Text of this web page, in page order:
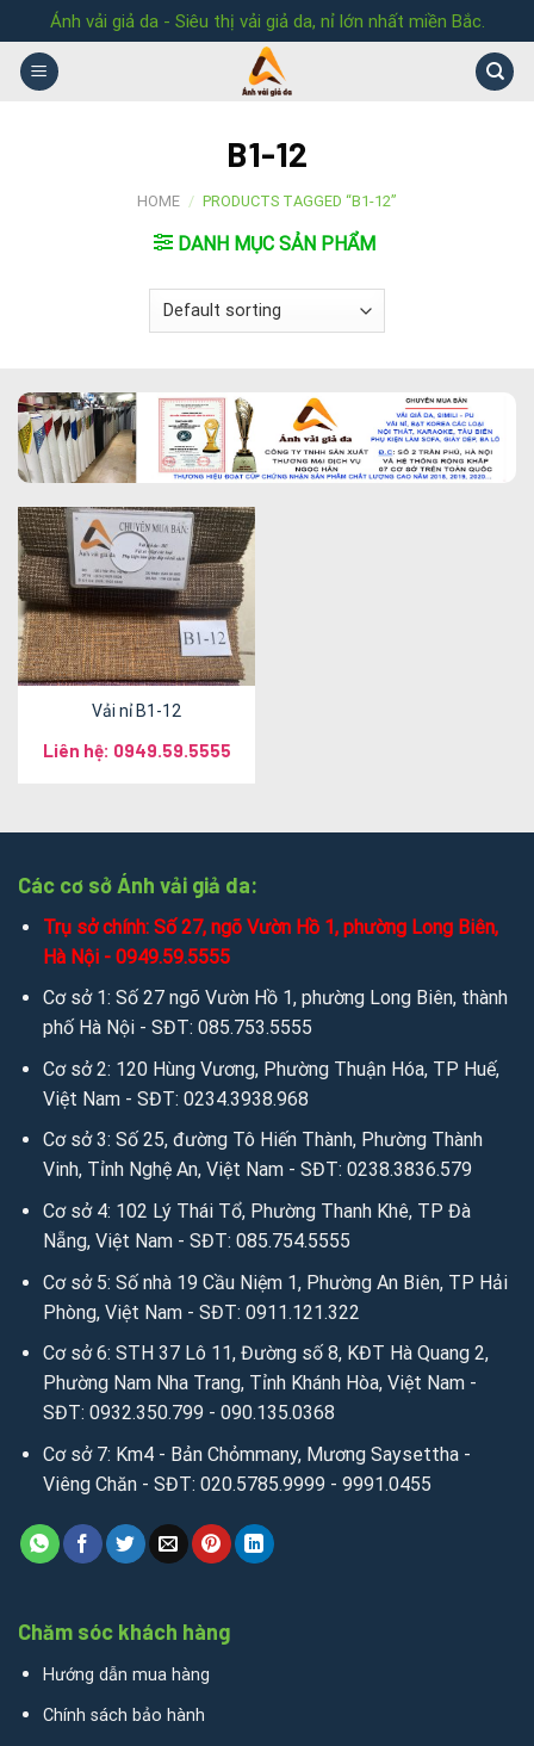
to
content
Ánh vải giả da - Siêu thị vải giả da, nỉ lớn nhất miền Bắc.
B1-12
HOME / PRODUCTS TAGGED “B1-12”
DANH MỤC SẢN PHẨM
Vải nỉ B1-12
Liên hệ: 0949.59.5555
Các cơ sở Ánh vải giả da:
Trụ sở chính: Số 27, ngõ Vườn Hồ 1, phường Long Biên,
Hà Nội - 0949.59.5555
Cơ sở 1: Số 27 ngõ Vườn Hồ 1, phường Long Biên, thành
phố Hà Nội - SĐT: 085.753.5555
Cơ sở 2: 120 Hùng Vương, Phường Thuận Hóa, TP Huế,
Việt Nam - SĐT: 0234.3938.968
Cơ sở 3: Số 25, đường Tô Hiến Thành, Phường Thành
Vinh, Tỉnh Nghệ An, Việt Nam - SĐT: 0238.3836.579
Cơ sở 4: 102 Lý Thái Tổ, Phường Thanh Khê, TP Đà
Nẵng, Việt Nam - SĐT: 085.754.5555
Cơ sở 5: Số nhà 19 Cầu Niệm 1, Phường An Biên, TP Hải
Phòng, Việt Nam - SĐT: 0911.121.322
Cơ sở 6: STH 37 Lô 11, Đường số 8, KĐT Hà Quang 2,
Phường Nam Nha Trang, Tỉnh Khánh Hòa, Việt Nam -
SĐT: 0932.350.799 - 090.135.0368
Cơ sở 7: Km4 - Bản Chỏmmany, Mương Saysettha -
Viêng Chăn - SĐT: 020.5785.9999 - 9991.0455
Chăm sóc khách hàng
Hướng dẫn mua hàng
Chính sách bảo hành